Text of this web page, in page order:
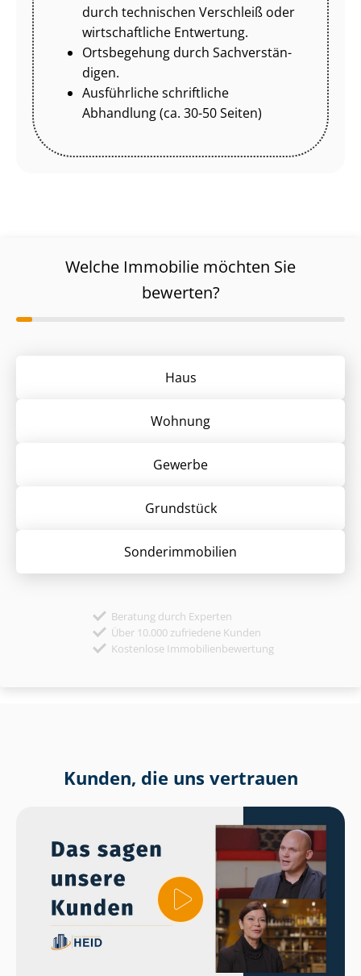
durch technischen Verschleiß oder
wirtschaftliche Entwertung.
Ortsbegehung durch Sach­ver­stän­
di­gen.
Ausführliche schriftliche
Abhandlung (ca. 30-50 Seiten)
Welche Immobilie möchten Sie
bewerten?
Haus
Wohnung
Gewerbe
Grund­stück
Sonder­immobilien
Beratung durch Experten
Über 10.000 zufriedene Kunden
Kostenlose Immobilienbewertung
Kunden, die uns vertrauen